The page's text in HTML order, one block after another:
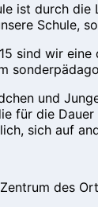
ist durch
Schule,
sind wir
und
für die
sich auf
des